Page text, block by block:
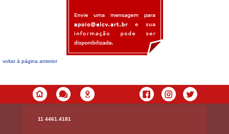
voltar à página anterior
11 4461.4181